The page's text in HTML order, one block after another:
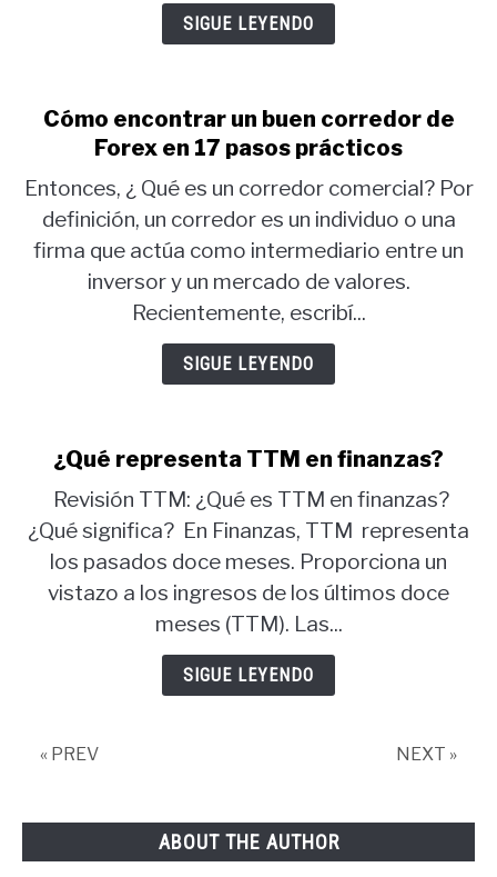
SIGUE LEYENDO
Cómo encontrar un buen corredor de
Forex en 17 pasos prácticos
Entonces, ¿ Qué es un corredor comercial? Por
definición, un corredor es un individuo o una
firma que actúa como intermediario entre un
inversor y un mercado de valores.
Recientemente, escribí...
SIGUE LEYENDO
¿Qué representa TTM en finanzas?
Revisión TTM: ¿Qué es TTM en finanzas?
¿Qué significa? En Finanzas, TTM representa
los pasados doce meses. Proporciona un
vistazo a los ingresos de los últimos doce
meses (TTM). Las...
SIGUE LEYENDO
« PREV NEXT »
ABOUT THE AUTHOR